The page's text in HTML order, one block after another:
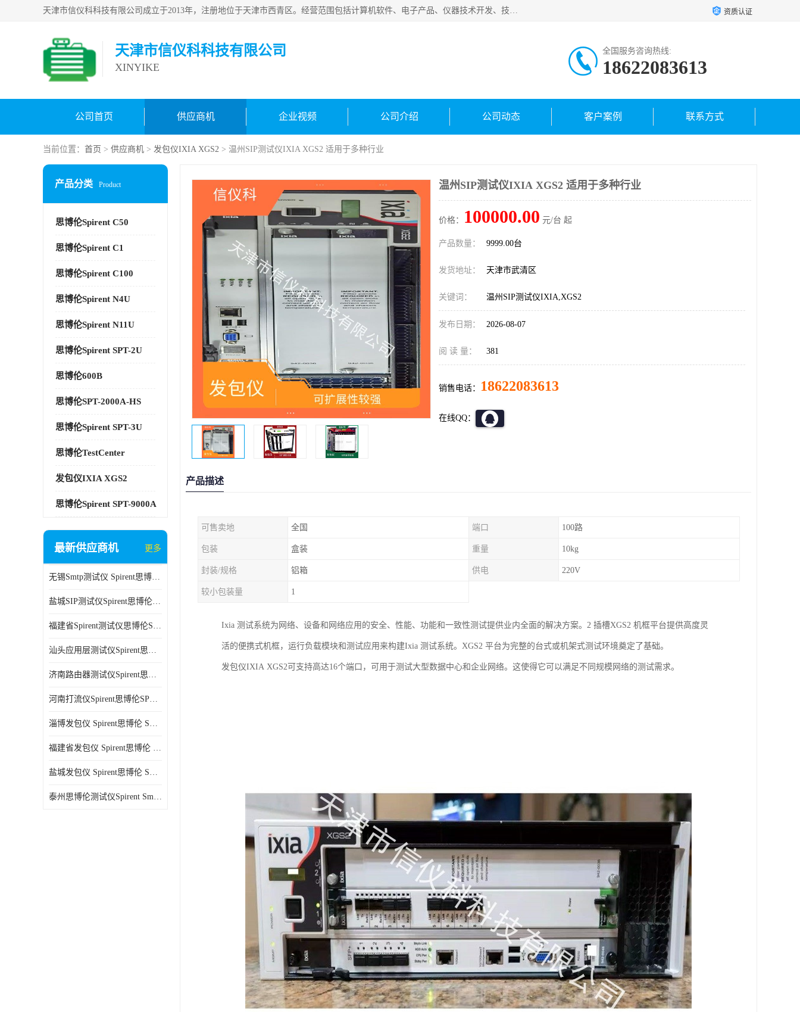
天津市信仪科科技有限公司成立于2013年，注册地位于天津市西青区。经营范围包括计算机软件、电子产品、仪器技术开发、技术转让、技术咨询、技术服务、网络工程、电子监控工程安装等；主要产品有：网络流量测试仪、Ixia XM2、XM12、XGS2、XGS12、400T、1600T、X16网络协议分析仪，Agilent N2X 等等各种型号，欢迎来电咨询。 资质认证
天津市信仪科科技有限公司
XINYIKE
全国服务咨询热线:
18622083613
公司首页 供应商机 企业视频 公司介绍 公司动态 客户案例 联系方式
当前位置： 首页 > 供应商机 > 发包仪IXIA XGS2 > 温州SIP测试仪IXIA XGS2 适用于多种行业
产品分类 Product
思博伦Spirent C50
思博伦Spirent C1
思博伦Spirent C100
思博伦Spirent N4U
思博伦Spirent N11U
思博伦Spirent SPT-2U
思博伦600B
思博伦SPT-2000A-HS
思博伦Spirent SPT-3U
思博伦TestCenter
发包仪IXIA XGS2
思博伦Spirent SPT-9000A
最新供应商机 更多
无锡Smtp测试仪 Spirent思博伦 C100 方便用户进行测试
盐城SIP测试仪Spirent思博伦SPT-2U 可扩展性较强 高速数据传输
福建省Spirent测试仪思博伦SPT-2U 能够快速上手 方便用户进行测试
汕头应用层测试仪Spirent思博伦SPT-2U 提高测试效率 适用于多种行业
济南路由器测试仪Spirent思博伦SPT-2U 用户界面友好 多种测试功能
河南打流仪Spirent思博伦SPT-2U 操作简单 灵活的测试方案
淄博发包仪 Spirent思博伦 SmartBits 600B 高速数据传输
福建省发包仪 Spirent思博伦 SmartBits 600B 可以支持多种通信技术
盐城发包仪 Spirent思博伦 SmartBits 600B 可配置多个单端测试模块
泰州思博伦测试仪Spirent SmartBits 600B 灵活的测试方案
温州SIP测试仪IXIA XGS2 适用于多种行业
价格： 100000.00 元/台 起
产品数量： 9999.00台
发货地址： 天津市武清区
关键词： 温州SIP测试仪IXIA,XGS2
发布日期： 2026-08-07
阅 读 量： 381
销售电话： 18622083613
在线QQ：
产品描述
可售卖地 全国 端口 100路
包装 盒装 重量 10kg
封装/规格 铝箱 供电 220V
较小包装量 1
Ixia 测试系统为网络、设备和网络应用的安全、性能、功能和一致性测试提供业内全面的解决方案。2 插槽XGS2 机框平台提供高度灵
活的便携式机框，运行负载模块和测试应用来构建Ixia 测试系统。XGS2 平台为完整的台式或机架式测试环境奠定了基础。
发包仪IXIA XGS2可支持高达16个端口，可用于测试大型数据中心和企业网络。这使得它可以满足不同规模网络的测试需求。